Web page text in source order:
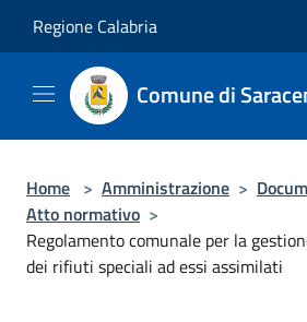
Regione Calabria
Comune di
Home > Amministrazione >
Atto normativo >
Regolamento comunale per la
dei rifiuti speciali ad essi assimilati